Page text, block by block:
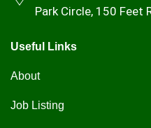
Park Circle, 150 Feet
Useful Links
About
Job Listing